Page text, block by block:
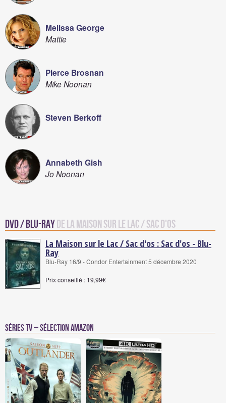
Melissa George
Mattie
Pierce Brosnan
Mike Noonan
Steven Berkoff
Annabeth Gish
Jo Noonan
DVD / Blu-Rayde La Maison sur le Lac / Sac d'os
La Maison sur le Lac / Sac d'os : Sac d'os - Blu-
Ray
Blu-Ray 16/9 - Condor Entertainment 5 décembre 2020
Prix conseillé : 19,99€
Séries TV – Sélection Amazon